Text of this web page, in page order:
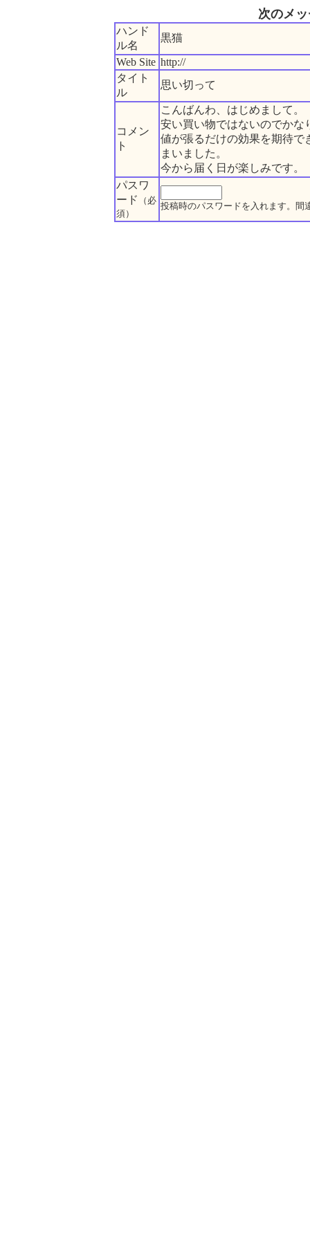
次のメ
ハンド
ル名
黒猫
Web Site http://
タイト
ル
思い切って
コメン
ト
こんばんわ、はじめまして。
安い買い物ではないのでかな
値が張るだけの効果を期待で
まいました。
今から届く日が楽しみです。
パスワ
ード
（必
須）
投稿時のパスワードを入れます。間